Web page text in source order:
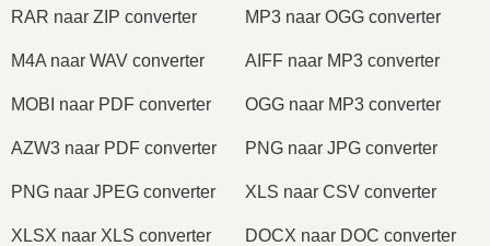
RAR naar ZIP converter MP3 naar OGG converter
M4A naar WAV converter AIFF naar MP3 converter
MOBI naar PDF converter OGG naar MP3 converter
AZW3 naar PDF converter PNG naar JPG converter
PNG naar JPEG converter XLS naar CSV converter
XLSX naar XLS converter DOCX naar DOC converter